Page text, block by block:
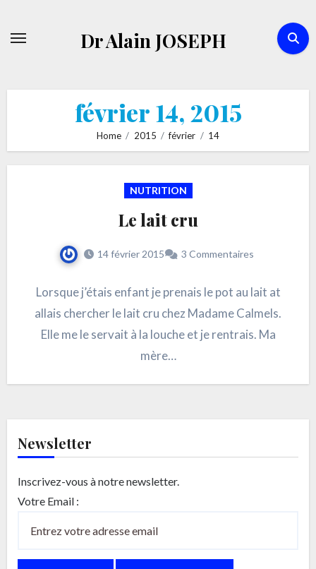
Dr Alain JOSEPH
février 14, 2015
Home 2015 février 14
NUTRITION
Le lait cru
14 février 2015 3 Commentaires
Lorsque j’étais enfant je prenais le pot au lait at
allais chercher le lait cru chez Madame Calmels.
Elle me le servait à la louche et je rentrais. Ma
mère…
Newsletter
Inscrivez-vous à notre newsletter.
Votre Email :